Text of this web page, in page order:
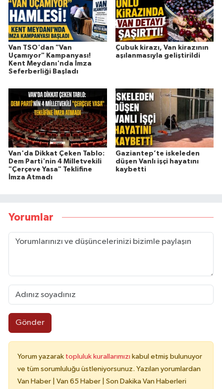
Van TSO'dan "Van
Uçamıyor" Kampanyası!
Kent Meydanı'nda İmza
Seferberliği Başladı
Çubuk kirazı, Van kirazının
aşılanmasıyla geliştirildi
Van'da Dikkat Çeken Tablo:
Dem Parti'nin 4 Milletvekili
"Çerçeve Yasa" Teklifine
İmza Atmadı
Gaziantep’te iskeleden
düşen Vanlı işçi hayatını
kaybetti
Yorumlar
Gönder
Yorum yazarak topluluk kurallarımızı kabul etmiş bulunuyor
ve tüm sorumluluğu üstleniyorsunuz. Yazılan yorumlardan
Van Haber | Van 65 Haber | Son Dakika Van Haberleri